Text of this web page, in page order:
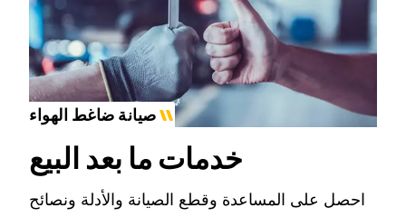
صيانة ضاغط الهواء
خدمات ما بعد البيع
احصل على المساعدة وقطع الصيانة والأدلة ونصائح